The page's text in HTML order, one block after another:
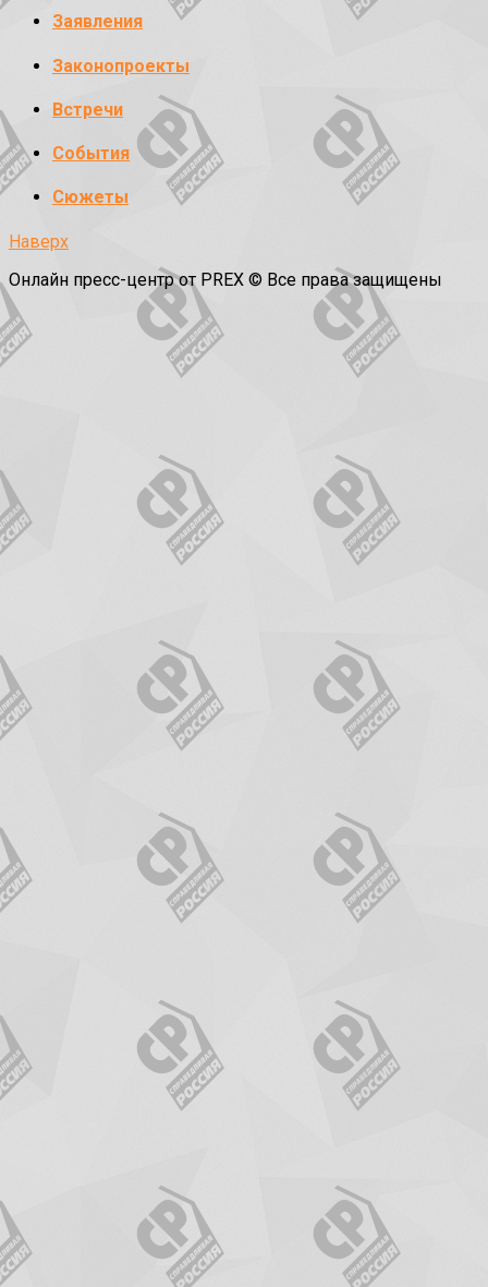
Заявления
Законопроекты
Встречи
События
Сюжеты
Наверх
Онлайн пресс-центр от PREX © Все права защищены